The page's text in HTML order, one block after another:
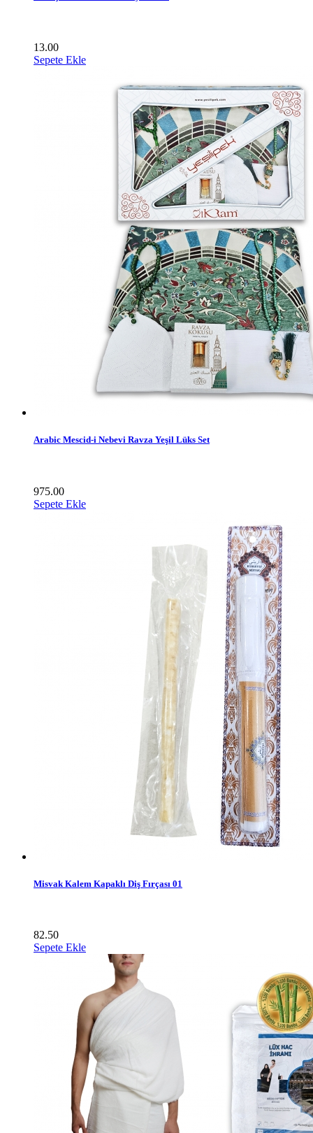
13.00
Sepete Ekle
Arabic Mescid-i Nebevi Ravza Yeşil Lüks Set
975.00
Sepete Ekle
Misvak Kalem Kapaklı Diş Fırçası 01
82.50
Sepete Ekle